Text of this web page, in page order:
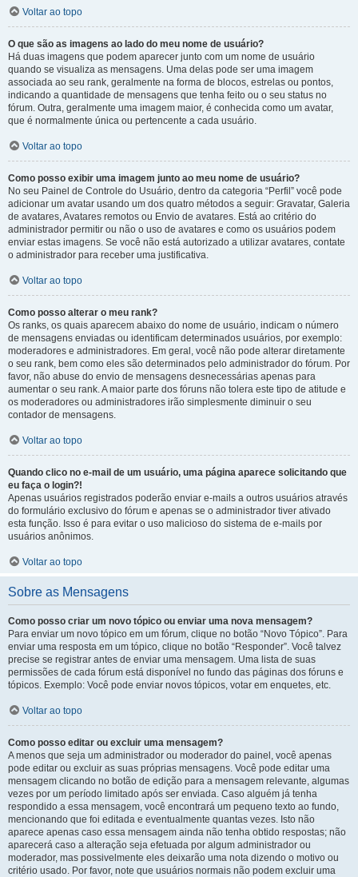
Voltar ao topo
O que são as imagens ao lado do meu nome de usuário?
Há duas imagens que podem aparecer junto com um nome de usuário
quando se visualiza as mensagens. Uma delas pode ser uma imagem
associada ao seu rank, geralmente na forma de blocos, estrelas ou pontos,
indicando a quantidade de mensagens que tenha feito ou o seu status no
fórum. Outra, geralmente uma imagem maior, é conhecida como um avatar,
que é normalmente única ou pertencente a cada usuário.
Voltar ao topo
Como posso exibir uma imagem junto ao meu nome de usuário?
No seu Painel de Controle do Usuário, dentro da categoria “Perfil” você pode
adicionar um avatar usando um dos quatro métodos a seguir: Gravatar, Galeria
de avatares, Avatares remotos ou Envio de avatares. Está ao critério do
administrador permitir ou não o uso de avatares e como os usuários podem
enviar estas imagens. Se você não está autorizado a utilizar avatares, contate
o administrador para receber uma justificativa.
Voltar ao topo
Como posso alterar o meu rank?
Os ranks, os quais aparecem abaixo do nome de usuário, indicam o número
de mensagens enviadas ou identificam determinados usuários, por exemplo:
moderadores e administradores. Em geral, você não pode alterar diretamente
o seu rank, bem como eles são determinados pelo administrador do fórum. Por
favor, não abuse do envio de mensagens desnecessárias apenas para
aumentar o seu rank. A maior parte dos fóruns não tolera este tipo de atitude e
os moderadores ou administradores irão simplesmente diminuir o seu
contador de mensagens.
Voltar ao topo
Quando clico no e-mail de um usuário, uma página aparece solicitando que
eu faça o login?!
Apenas usuários registrados poderão enviar e-mails a outros usuários através
do formulário exclusivo do fórum e apenas se o administrador tiver ativado
esta função. Isso é para evitar o uso malicioso do sistema de e-mails por
usuários anônimos.
Voltar ao topo
Sobre as Mensagens
Como posso criar um novo tópico ou enviar uma nova mensagem?
Para enviar um novo tópico em um fórum, clique no botão “Novo Tópico”. Para
enviar uma resposta em um tópico, clique no botão “Responder”. Você talvez
precise se registrar antes de enviar uma mensagem. Uma lista de suas
permissões de cada fórum está disponível no fundo das páginas dos fóruns e
tópicos. Exemplo: Você pode enviar novos tópicos, votar em enquetes, etc.
Voltar ao topo
Como posso editar ou excluir uma mensagem?
A menos que seja um administrador ou moderador do painel, você apenas
pode editar ou excluir as suas próprias mensagens. Você pode editar uma
mensagem clicando no botão de edição para a mensagem relevante, algumas
vezes por um período limitado após ser enviada. Caso alguém já tenha
respondido a essa mensagem, você encontrará um pequeno texto ao fundo,
mencionando que foi editada e eventualmente quantas vezes. Isto não
aparece apenas caso essa mensagem ainda não tenha obtido respostas; não
aparecerá caso a alteração seja efetuada por algum administrador ou
moderador, mas possivelmente eles deixarão uma nota dizendo o motivo ou
critério usado. Por favor, note que usuários normais não podem excluir uma